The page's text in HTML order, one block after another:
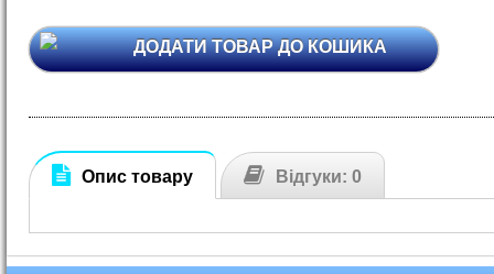
ДОДАТИ ТОВАР ДО КОШИКА
Опис товару Відгуки: 0